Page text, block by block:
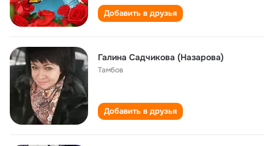
Добавить в друзья
Галина Садчикова (Назарова)
Тамбов
Добавить в друзья